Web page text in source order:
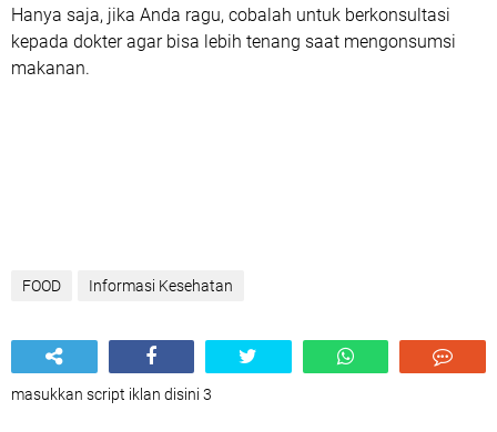
Hanya saja, jika Anda ragu, cobalah untuk berkonsultasi
kepada dokter agar bisa lebih tenang saat mengonsumsi
makanan.
FOOD Informasi Kesehatan
masukkan script iklan disini 3